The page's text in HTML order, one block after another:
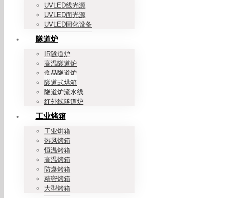
UVLED线光源
UVLED面光源
UVLED固化设备
隧道炉
IR隧道炉
高温隧道炉
食品隧道炉
隧道式烘箱
隧道炉流水线
红外线隧道炉
工业烤箱
工业烘箱
热风烤箱
恒温烤箱
高温烤箱
防爆烤箱
精密烤箱
大型烤箱